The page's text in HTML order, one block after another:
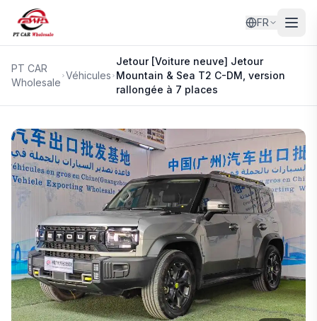
FR
PT CAR
Wholesale
Véhicules
Jetour [Voiture neuve] Jetour
Mountain & Sea T2 C-DM, version
rallongée à 7 places